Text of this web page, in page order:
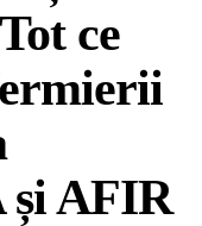
ce
și AFIR